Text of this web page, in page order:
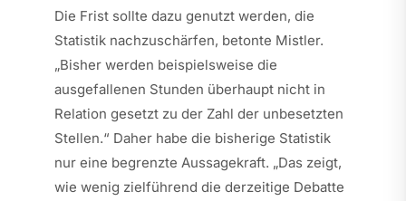
Die Frist sollte dazu genutzt werden, die
Statistik nachzuschärfen, betonte Mistler.
„Bisher werden beispielsweise die
ausgefallenen Stunden überhaupt nicht in
Relation gesetzt zu der Zahl der unbesetzten
Stellen.“ Daher habe die bisherige Statistik
nur eine begrenzte Aussagekraft. „Das zeigt,
wie wenig zielführend die derzeitige Debatte